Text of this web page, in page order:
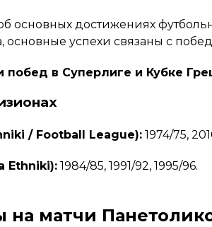
достижениях
успехи связаны с
побед в Суперлиге и Кубке
/ Football League): 1974/75,
Ethniki): 1984/85, 1991/92, 1995/96.
матчи